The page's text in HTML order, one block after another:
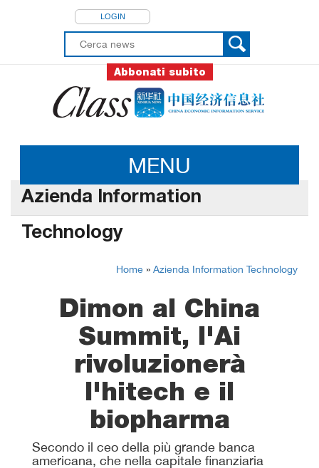
LOGIN
Abbonati subito
MENU
Azienda Information
Technology
Home » Azienda Information Technology
Dimon al China
Summit, l'Ai
rivoluzionerà
l'hitech e il
biopharma
Secondo il ceo della più grande banca
americana, che nella capitale finanziaria